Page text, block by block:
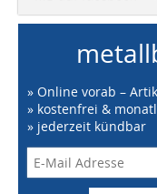
» Online vorab –
» kostenfrei &
» jederzeit kündbar